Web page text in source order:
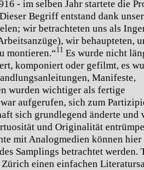
- im selben Jahr startete die
Begriff entstand dank
wir betrachteten uns als
wir behaupteten,
montieren.“11 Es wurde nicht
komponiert oder gefilmt, es
Manifeste,
wurden wichtiger als fertige
aufgerufen, sich zum
sich grundlegend änderte und
und Originalität
mit Analogmedien können hier
Samplings betrachtet werden.
einen einfachen